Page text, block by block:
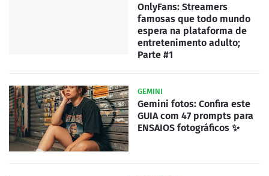
OnlyFans: Streamers
famosas que todo mundo
espera na plataforma de
entretenimento adulto;
Parte #1
GEMINI
Gemini fotos: Confira este
GUIA com 47 prompts para
ENSAIOS fotográficos ✨